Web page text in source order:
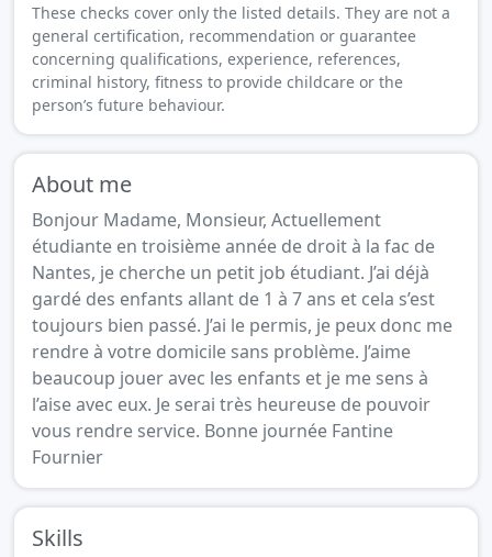
These checks cover only the listed details. They are not a
general certification, recommendation or guarantee
concerning qualifications, experience, references,
criminal history, fitness to provide childcare or the
person’s future behaviour.
About me
Bonjour Madame, Monsieur, Actuellement
étudiante en troisième année de droit à la fac de
Nantes, je cherche un petit job étudiant. J’ai déjà
gardé des enfants allant de 1 à 7 ans et cela s’est
toujours bien passé. J’ai le permis, je peux donc me
rendre à votre domicile sans problème. J’aime
beaucoup jouer avec les enfants et je me sens à
l’aise avec eux. Je serai très heureuse de pouvoir
vous rendre service. Bonne journée Fantine
Fournier
Skills